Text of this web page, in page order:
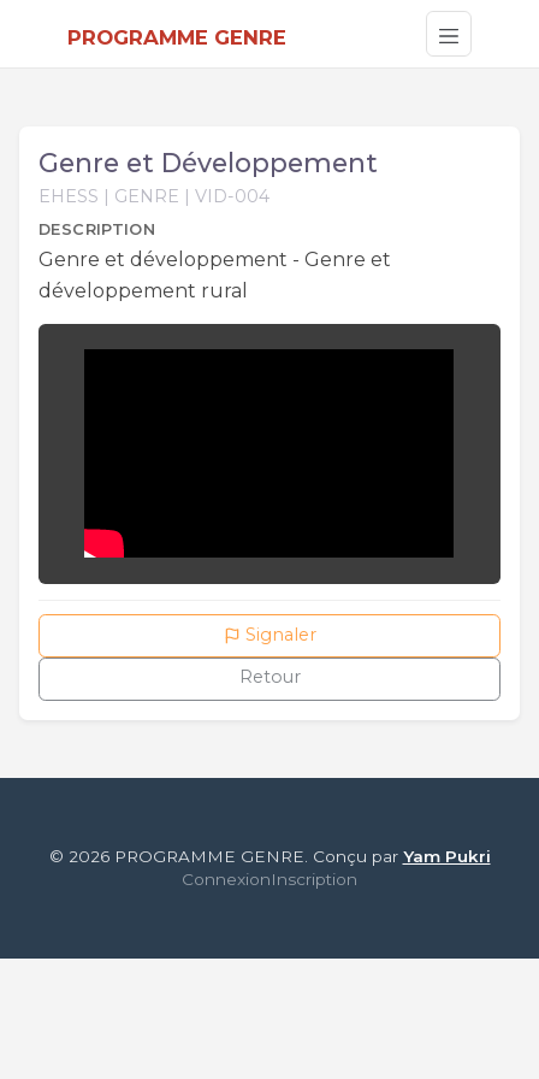
PROGRAMME GENRE
Genre et Développement
EHESS | GENRE | VID-004
DESCRIPTION
Genre et développement - Genre et
développement rural
Signaler
Retour
© 2026 PROGRAMME GENRE. Conçu par Yam Pukri
ConnexionInscription